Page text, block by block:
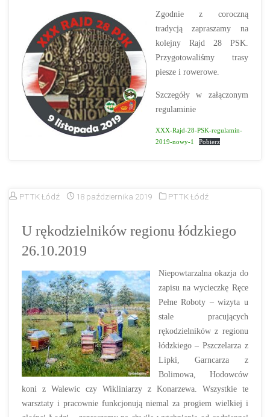
Zgodnie z coroczną
tradycją zapraszamy na
kolejny Rajd 28 PSK.
Przygotowaliśmy trasy
piesze i rowerowe.
Szczegóły w załączonym
regulaminie
XXX-Rajd-28-PSK-regulamin-
2019-nowy-1
Pobierz
PTTK Łódź 18 października 2019 PTTK Łódź
U rękodzielników regionu łódzkiego
26.10.2019
Niepowtarzalna okazja do
zapisu na wycieczkę Ręce
Pełne Roboty – wizyta u
stale pracujących
rękodzielników z regionu
łódzkiego – Pszczelarza z
Lipki, Garncarza z
Bolimowa, Hodowców
koni z Walewic czy Wikliniarzy z Konarzewa. Wszystkie te
warsztaty i pracownie funkcjonują niemal za progiem wielkiej i